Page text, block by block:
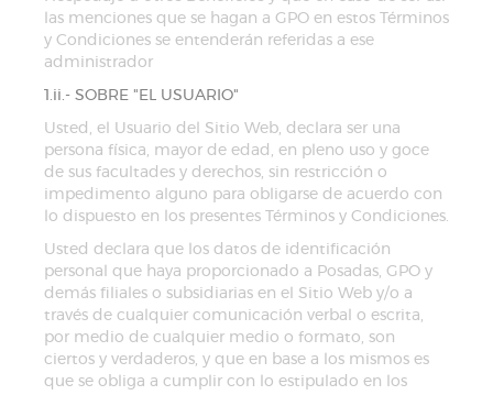
las menciones que se hagan a GPO en estos Términos
y Condiciones se entenderán referidas a ese
administrador
1.ii.- SOBRE "EL USUARIO"
Usted, el Usuario del Sitio Web, declara ser una
persona física, mayor de edad, en pleno uso y goce
de sus facultades y derechos, sin restricción o
impedimento alguno para obligarse de acuerdo con
lo dispuesto en los presentes Términos y Condiciones.
Usted declara que los datos de identificación
personal que haya proporcionado a Posadas, GPO y
demás filiales o subsidiarias en el Sitio Web y/o a
través de cualquier comunicación verbal o escrita,
por medio de cualquier medio o formato, son
ciertos y verdaderos, y que en base a los mismos es
que se obliga a cumplir con lo estipulado en los